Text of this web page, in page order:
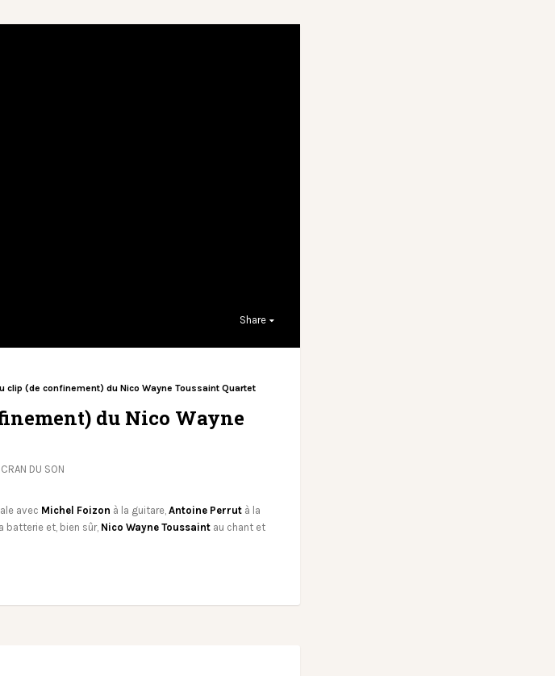
Share
clip (de confinement) du Nico Wayne Toussaint Quartet
du Nico Wayne
DU SON
avec Michel Foizon à la guitare, Antoine Perrut à la
batterie et, bien sûr, Nico Wayne Toussaint au chant et